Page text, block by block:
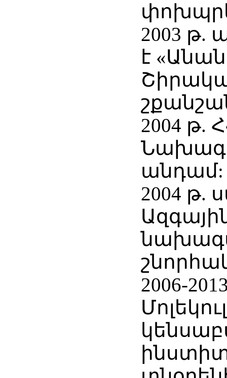
2003 թ.
է
2004 թ.
անդամ:
2004 թ.
2006-